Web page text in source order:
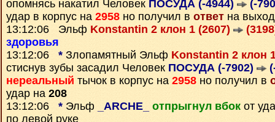
опомнясь накатил Человек ПОСУДА (-4944)
(-
удар в корпус на 2958 но получил в ответ на
13:12:06 Эльф Konstantin 2 клон 1 (2607)
здоровья
13:12:06 * Злопамятный Эльф Konstantin 2 клон
стиснув зубы засадил Человек ПОСУДА (-7902)
нереальный тычок в корпус на 2958 но получил в
удар на 208
13:12:06 * Эльф _ARCHE_ отпрыгнул вбок от
по левой руке